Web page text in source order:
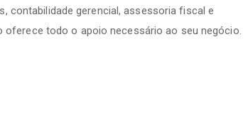
contabilidade gerencial, assessoria fiscal e
oferece todo o apoio necessário ao seu negócio.